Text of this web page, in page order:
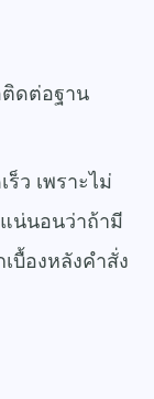
ติดต่อฐาน
ว เพราะไม่
น่นอนว่าถ้ามี
บื้องหลังคำสั่ง